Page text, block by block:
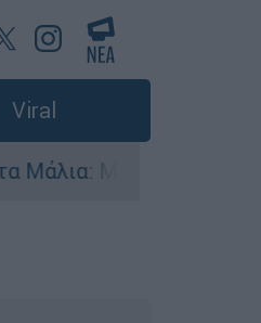
Viral
έπεσε από βάρκα